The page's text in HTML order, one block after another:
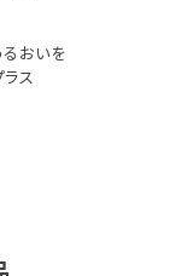
るおいを
ラス